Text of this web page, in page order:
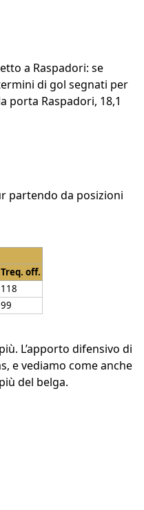
a Raspadori: se
di gol segnati per
porta Raspadori, 18,1
partendo da posizioni
Treq. off.
118
99
L’apporto difensivo di
e vediamo come anche
del belga.